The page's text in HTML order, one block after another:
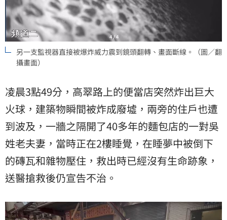
另一支監視器直接被爆炸威力震到鏡頭翻轉、畫面斷線。（圖／翻
攝畫面）
凌晨3點49分，高翠路上的便當店突然炸出巨大
火球，建築物瞬間被炸成廢墟，兩旁的住戶也遭
到波及，一牆之隔開了40多年的麵包店的一對吳
姓老夫妻，當時正在2樓睡覺，在睡夢中被倒下
的磚瓦和雜物壓住，救出時已經沒有生命跡象，
送醫搶救後仍宣告不治。